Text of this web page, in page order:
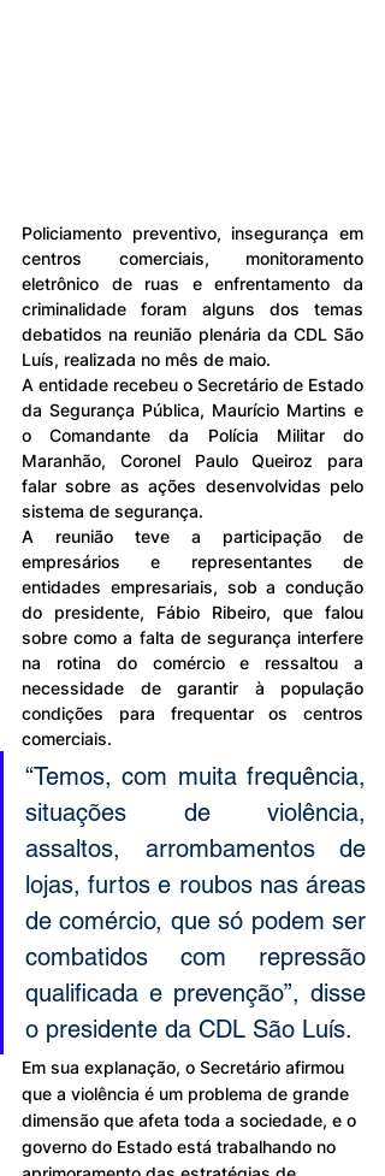
Policiamento preventivo, insegurança em
centros comerciais, monitoramento
eletrônico de ruas e enfrentamento da
criminalidade foram alguns dos temas
debatidos na reunião plenária da CDL São
Luís, realizada no mês de maio.
A entidade recebeu o Secretário de Estado
da Segurança Pública, Maurício Martins e
o Comandante da Polícia Militar do
Maranhão, Coronel Paulo Queiroz para
falar sobre as ações desenvolvidas pelo
sistema de segurança.
A reunião teve a participação de
empresários e representantes de
entidades empresariais, sob a condução
do presidente, Fábio Ribeiro, que falou
sobre como a falta de segurança interfere
na rotina do comércio e ressaltou a
necessidade de garantir à população
condições para frequentar os centros
comerciais.
“Temos, com muita frequência,
situações de violência,
assaltos, arrombamentos de
lojas, furtos e roubos nas áreas
de comércio, que só podem ser
combatidos com repressão
qualificada e prevenção”, disse
o presidente da CDL São Luís.
Em sua explanação, o Secretário afirmou
que a violência é um problema de grande
dimensão que afeta toda a sociedade, e o
governo do Estado está trabalhando no